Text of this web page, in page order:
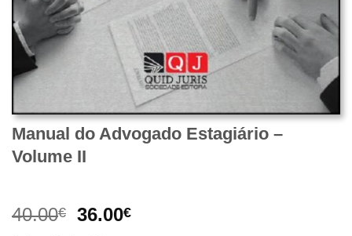
Manual do Advogado Estagiário –
Volume II
40.00€
O
36.00€O